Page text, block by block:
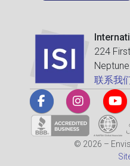
224
联系我
© 2026 –